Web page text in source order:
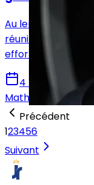
Au lendemain de
réuni les
effort
4 mars 2026
Mathis Vermeulen
Précédent
123456
Suivant